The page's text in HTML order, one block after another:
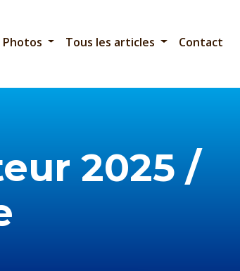
Photos Tous les articles Contact
2025 /